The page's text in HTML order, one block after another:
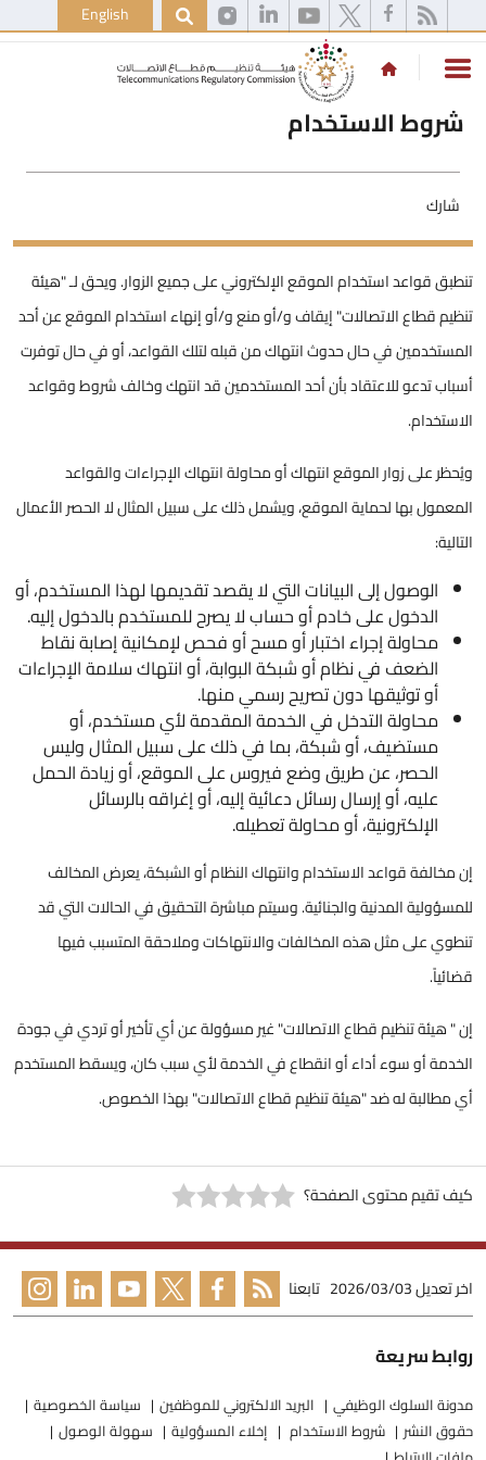
English
شروط الاستخدام
شارك
تنطبق قواعد استخدام الموقع الإلكتروني على جميع الزوار. ويحق لـ "هيئة
تنظيم قطاع الاتصالات" إيقاف و/أو منع و/أو إنهاء استخدام الموقع عن أحد
المستخدمين في حال حدوث انتهاك من قبله لتلك القواعد، أو في حال توفرت
أسباب تدعو للاعتقاد بأن أحد المستخدمين قد انتهك وخالف شروط وقواعد
الاستخدام.
ويُحظر على زوار الموقع انتهاك أو محاولة انتهاك الإجراءات والقواعد
المعمول بها لحماية الموقع، ويشمل ذلك على سبيل المثال لا الحصر الأعمال
التالية:
الوصول إلى البيانات التي لا يقصد تقديمها لهذا المستخدم، أو
الدخول على خادم أو حساب لا يصرح للمستخدم بالدخول إليه.
محاولة إجراء اختبار أو مسح أو فحص لإمكانية إصابة نقاط
الضعف في نظام أو شبكة البوابة، أو انتهاك سلامة الإجراءات
أو توثيقها دون تصريح رسمي منها.
محاولة التدخل في الخدمة المقدمة لأي مستخدم، أو
مستضيف، أو شبكة، بما في ذلك على سبيل المثال وليس
الحصر، عن طريق وضع فيروس على الموقع، أو زيادة الحمل
عليه، أو إرسال رسائل دعائية إليه، أو إغراقه بالرسائل
الإلكترونية، أو محاولة تعطيله.​​​​
إن مخالفة قواعد الاستخدام وانتهاك النظام أو الشبكة، يعرض المخالف
للمسؤولية المدنية والجنائية. وسيتم مباشرة التحقيق في الحالات التي قد
تنطوي على مثل هذه المخالفات والانتهاكات وملاحقة المتسبب فيها
قضائياً.
إن " هيئة تنظيم قطاع الاتصالات" غير مسؤولة عن أي تأخير أو تردي في جودة
الخدمة أو سوء أداء أو انقطاع في الخدمة لأي سبب كان، ويسقط المستخدم
أي مطالبة له ضد "هيئة تنظيم قطاع الاتصالات" بهذا الخصوص.
كيف تقيم محتوى الصفحة؟
اخر تعديل2026/03/03 تابعنا
روابط سريعة
مدونة السلوك الوظيفي البريد الالكتروني للموظفين
سياسة الخصوصية
حقوق النشر
شروط الاستخدام إخلاء المسؤولية
سهولة الوصول